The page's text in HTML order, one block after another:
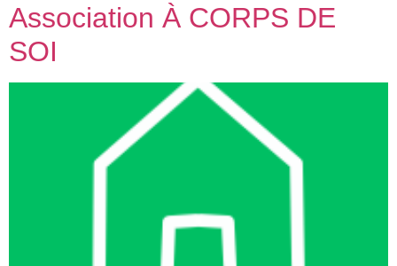
Association À CORPS DE
SOI